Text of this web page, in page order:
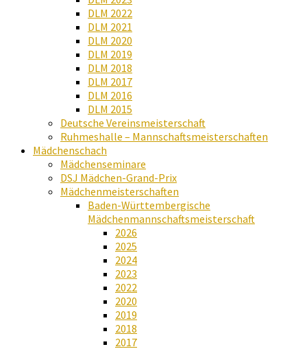
DLM 2022
DLM 2021
DLM 2020
DLM 2019
DLM 2018
DLM 2017
DLM 2016
DLM 2015
Deutsche Vereinsmeisterschaft
Ruhmeshalle – Mannschaftsmeisterschaften
Mädchenschach
Mädchenseminare
DSJ Mädchen-Grand-Prix
Mädchenmeisterschaften
Baden-Württembergische
Mädchenmannschaftsmeisterschaft
2026
2025
2024
2023
2022
2020
2019
2018
2017